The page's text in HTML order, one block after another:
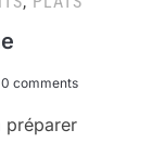
0 comments
préparer